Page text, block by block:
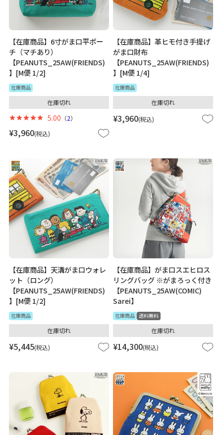
【在庫商品】6寸がま口平ポー
チ（マチあり）
【PEANUTS_25AW(FRIENDS)
】[M便 1/2]
在庫商品
¥3,960 税込
在庫切れ
5.00 （2）
【在庫商品】革ヒモ付き手提げ
がま口財布
【PEANUTS_25AW(FRIENDS)
】[M便 1/4]
在庫商品
¥3,960 税込
在庫切れ
【在庫商品】天溝がま口ウォレ
ット（ロング）
【PEANUTS_25AW(FRIENDS)
】[M便 1/2]
在庫商品
¥5,445 税込
在庫切れ
【在庫商品】がま口スエヒロス
リングバッグ ※がまろっく付き
【PEANUTS_25AW(COMIC)
Sarei】
在庫商品 送料無料
¥14,300 税込
在庫切れ